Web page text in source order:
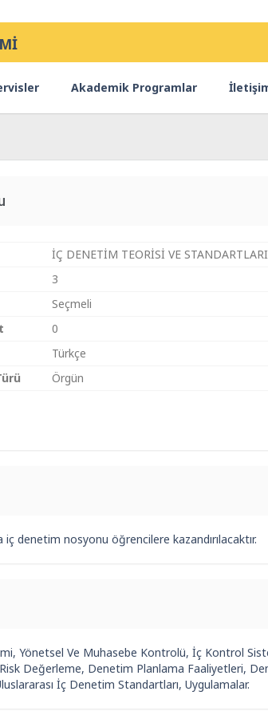
Akademik Programlar
İÇ DENETİM TEORİSİ VE STANDARTLARI
3
Seçmeli
0
Türkçe
Örgün
iç denetim nosyonu öğrencilere kazandırılacaktır.
Yönetsel Ve Muhasebe Kontrolü, İç Kontrol
Değerleme, Denetim Planlama Faaliyetleri,
İç Denetim Standartları, Uygulamalar.